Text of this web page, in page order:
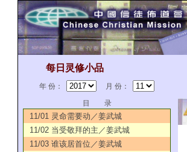
每日灵修小品
年 份：
月 份：
目 录
11/01 灵命需要动／姜武城
11/02 当受敬拜的主／姜武城
11/03 谁该居首位／姜武城